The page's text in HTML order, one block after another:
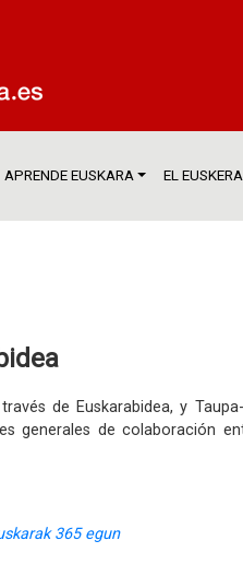
APRENDE EUSKARA EL
de Euskarabidea, y
generales de colaboración
365 egun